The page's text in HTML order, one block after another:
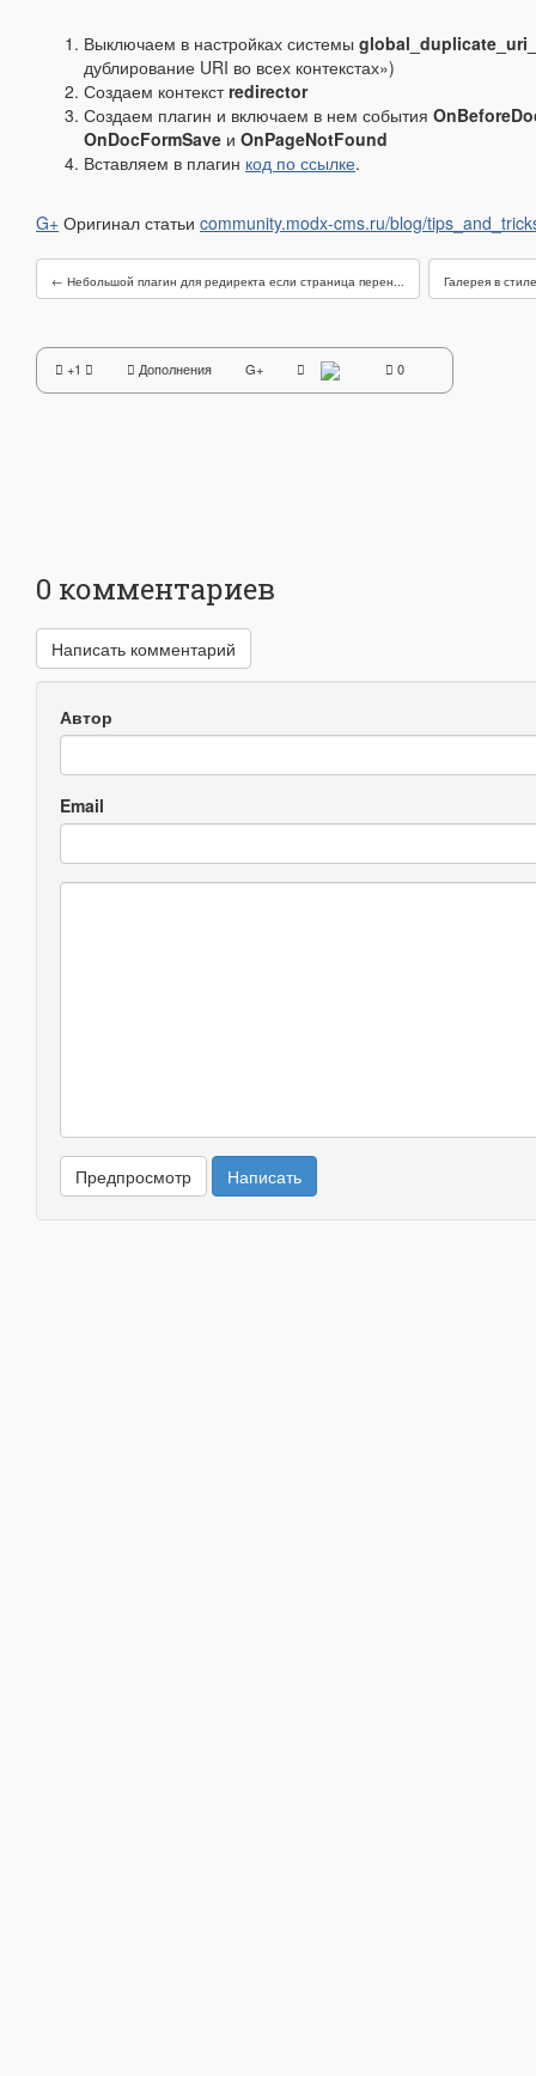
Выключаем в настройках системы
дублирование URI во всех контекстах»)
Создаем контекстredirector
Создаем плагин и включаем в нем события
OnDocFormSave и OnPageNotFound
Вставляем в плагин код по ссылке.
G+ Оригинал статьи community.modx-cms.ru/blog/
← Небольшой плагин для редиректа если страница перен... Галерея в
+1 Дополнения G+ 0
0 комментариев
Написать комментарий
Автор
Email